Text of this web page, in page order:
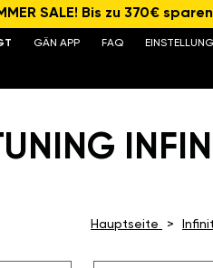
SALE! Bis zu 370€
GÄN APP FAQ EINSTELLUNG
Hauptseite